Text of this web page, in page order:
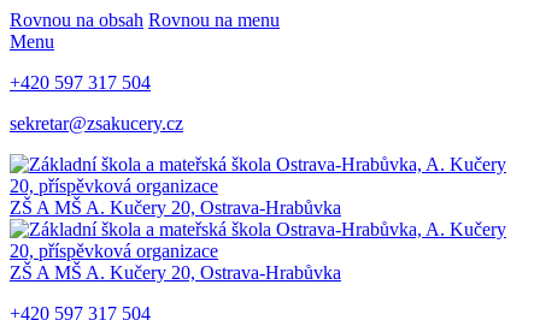
Rovnou na obsah Rovnou na menu
Menu
+420 597 317 504
sekretar@zsakucery.cz
ZŠ A MŠ A. Kučery 20, Ostrava-Hrabůvka
ZŠ A MŠ A. Kučery 20, Ostrava-Hrabůvka
+420 597 317 504